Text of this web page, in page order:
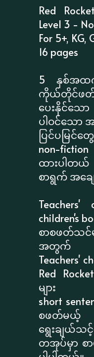
Red
Level 3 -
For 5+, KG,
16 pages
5 နှစ်အထ
ကိုယ်တိုင်ဖတ်
ပေးနိုင်သေ
ပါဝင်သော
ပြင်ပမြင်တွ
non-
ထားပါတယ်
စာရွက် အချ
children's
စာစဖတ်သ
အတွက် အ
Teachers'
Red
များ
short
စဖတ်မယ့်
ရွေးချယ်သ
တအုပ်မှာ စာ